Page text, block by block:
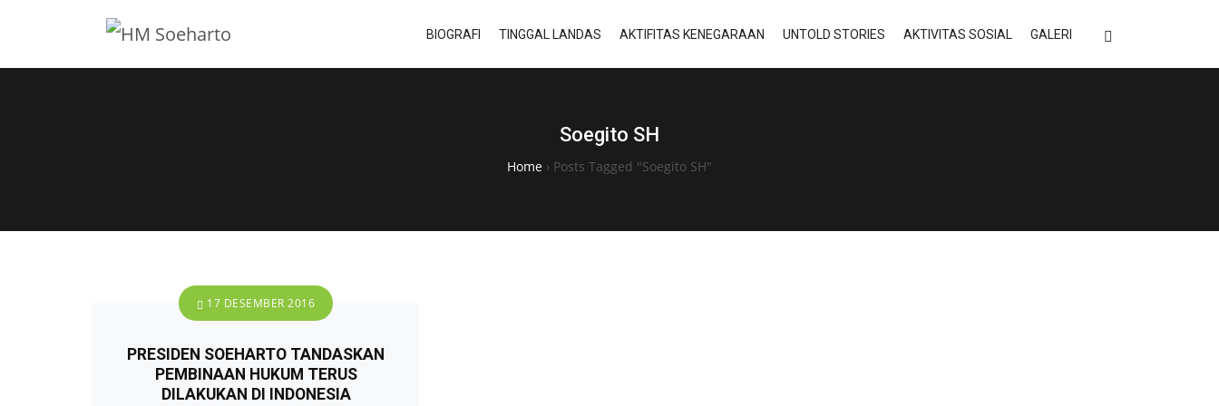
BIOGRAFI TINGGAL LANDAS AKTIFITAS KENEGARAAN UNTOLD STORIES AKTIVITAS SOSIAL GALERI
Soegito SH
Home › Posts Tagged "Soegito SH"
17 DESEMBER 2016
PRESIDEN SOEHARTO TANDASKAN
PEMBINAAN HUKUM TERUS
DILAKUKAN DI INDONESIA